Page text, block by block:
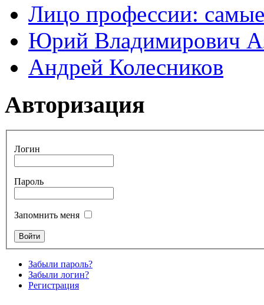
Лицо профессии:
Юрий Владимирович
Андрей Колесников
Авторизация
Логин
Пароль
Запомнить меня
Забыли пароль?
Забыли логин?
Регистрация